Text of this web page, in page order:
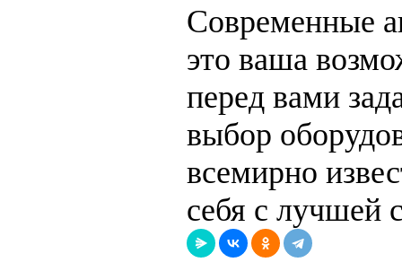
Современные
это ваша
перед вами
выбор
всемирно
себя с лучшей